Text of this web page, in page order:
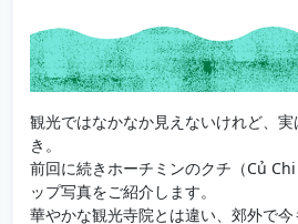
観光ではなかなか見えないけれど、
き。
前回に続きホーチミンのクチ（Củ
ップ写真をご紹介します。
華やかな観光寺院とは違い、郊外で